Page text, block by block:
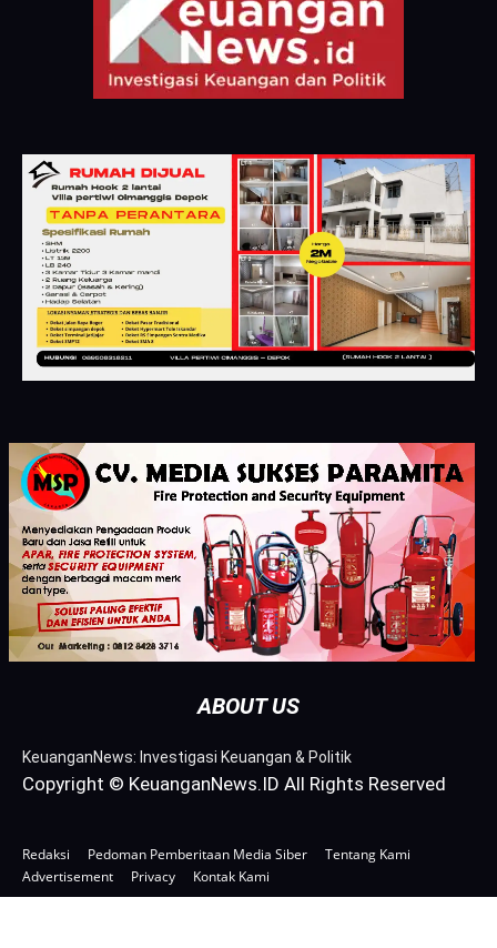
ABOUT US
KeuanganNews: Investigasi Keuangan & Politik
Copyright © KeuanganNews.ID All Rights Reserved
Redaksi Pedoman Pemberitaan Media Siber
Tentang Kami
Advertisement
Privacy Kontak Kami